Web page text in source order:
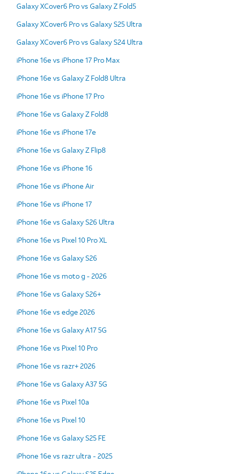
Galaxy XCover6 Pro vs Galaxy Z Fold5
Galaxy XCover6 Pro vs Galaxy S25 Ultra
Galaxy XCover6 Pro vs Galaxy S24 Ultra
iPhone 16e vs iPhone 17 Pro Max
iPhone 16e vs Galaxy Z Fold8 Ultra
iPhone 16e vs iPhone 17 Pro
iPhone 16e vs Galaxy Z Fold8
iPhone 16e vs iPhone 17e
iPhone 16e vs Galaxy Z Flip8
iPhone 16e vs iPhone 16
iPhone 16e vs iPhone Air
iPhone 16e vs iPhone 17
iPhone 16e vs Galaxy S26 Ultra
iPhone 16e vs Pixel 10 Pro XL
iPhone 16e vs Galaxy S26
iPhone 16e vs moto g - 2026
iPhone 16e vs Galaxy S26+
iPhone 16e vs edge 2026
iPhone 16e vs Galaxy A17 5G
iPhone 16e vs Pixel 10 Pro
iPhone 16e vs razr+ 2026
iPhone 16e vs Galaxy A37 5G
iPhone 16e vs Pixel 10a
iPhone 16e vs Pixel 10
iPhone 16e vs Galaxy S25 FE
iPhone 16e vs razr ultra - 2025